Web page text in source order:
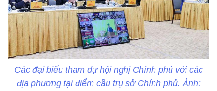
Các đại biểu tham dự hội nghị Chính phủ với các
địa phương tại điểm cầu trụ sở Chính phủ. Ảnh: